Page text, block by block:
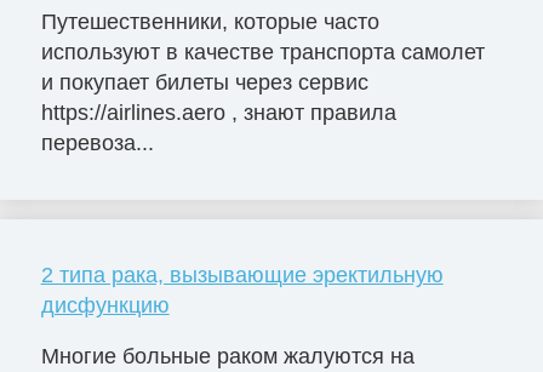
Путешественники, которые часто
используют в качестве транспорта самолет
и покупает билеты через сервис
https://airlines.aero , знают правила
перевоза...
2 типа рака, вызывающие эректильную
дисфункцию
Многие больные раком жалуются на